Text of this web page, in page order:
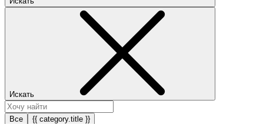
Искать
Все {{ category.title }}